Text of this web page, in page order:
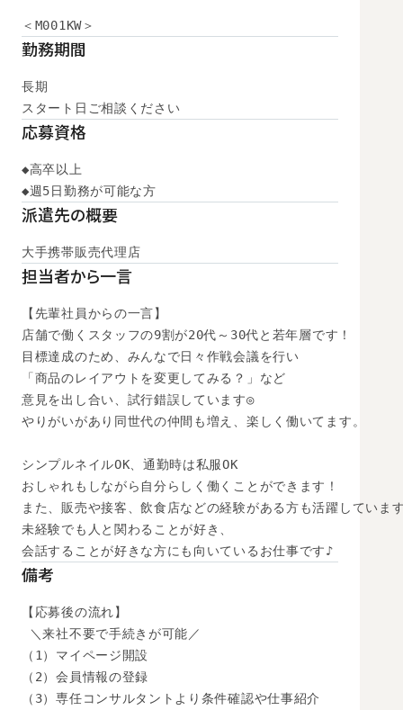
＜M001KW＞
勤務期間
長期
スタート日ご相談ください
応募資格
◆高卒以上
◆週5日勤務が可能な方
派遣先の概要
大手携帯販売代理店
担当者から一言
【先輩社員からの一言】
店舗で働くスタッフの9割が20代～30代と若年層です！
目標達成のため、みんなで日々作戦会議を行い
「商品のレイアウトを変更してみる？」など
意見を出し合い、試行錯誤しています◎
やりがいがあり同世代の仲間も増え、楽しく働いてます。
シンプルネイルOK、通勤時は私服OK
おしゃれもしながら自分らしく働くことができます！
また、販売や接客、飲食店などの経験がある方も活躍していま
未経験でも人と関わることが好き、
会話することが好きな方にも向いているお仕事です♪
備考
【応募後の流れ】
＼来社不要で手続きが可能／
（1）マイページ開設
（2）会員情報の登録
（3）専任コンサルタントより条件確認や仕事紹介